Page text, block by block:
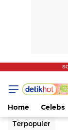
Home Celebs
Terpopuler